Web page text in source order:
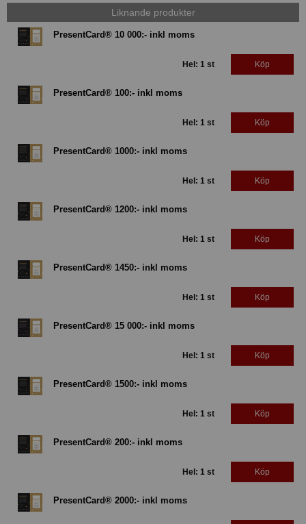
Liknande produkter
PresentCard® 10 000:- inkl moms
Hel: 1 st Köp
PresentCard® 100:- inkl moms
Hel: 1 st Köp
PresentCard® 1000:- inkl moms
Hel: 1 st Köp
PresentCard® 1200:- inkl moms
Hel: 1 st Köp
PresentCard® 1450:- inkl moms
Hel: 1 st Köp
PresentCard® 15 000:- inkl moms
Hel: 1 st Köp
PresentCard® 1500:- inkl moms
Hel: 1 st Köp
PresentCard® 200:- inkl moms
Hel: 1 st Köp
PresentCard® 2000:- inkl moms